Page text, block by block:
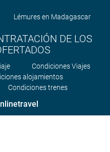
DE LOS
Condiciones Viajes
alojamientos
Condiciones trenes